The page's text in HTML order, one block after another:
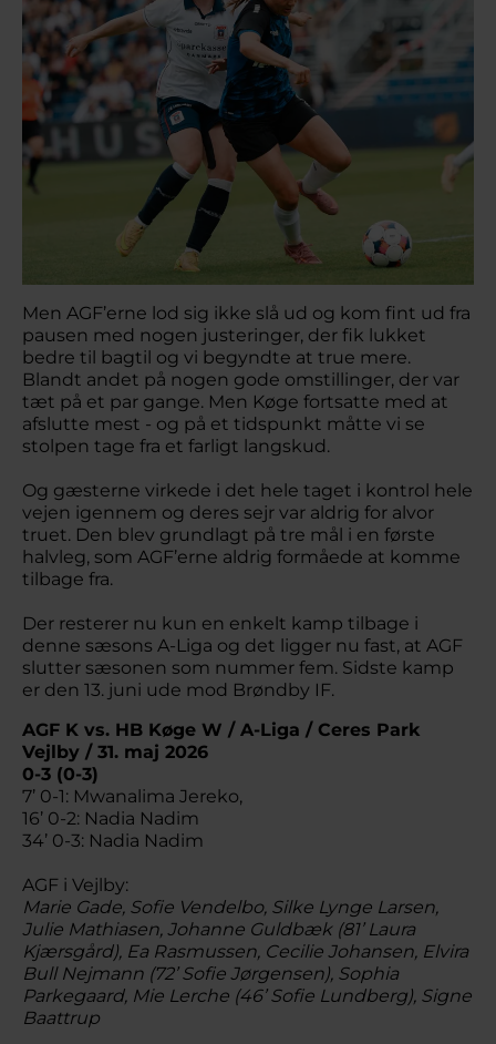
Men AGF’erne lod sig ikke slå ud og kom fint ud fra
pausen med nogen justeringer, der fik lukket
bedre til bagtil og vi begyndte at true mere.
Blandt andet på nogen gode omstillinger, der var
tæt på et par gange. Men Køge fortsatte med at
afslutte mest - og på et tidspunkt måtte vi se
stolpen tage fra et farligt langskud.
Og gæsterne virkede i det hele taget i kontrol hele
vejen igennem og deres sejr var aldrig for alvor
truet. Den blev grundlagt på tre mål i en første
halvleg, som AGF’erne aldrig formåede at komme
tilbage fra.
Der resterer nu kun en enkelt kamp tilbage i
denne sæsons A-Liga og det ligger nu fast, at AGF
slutter sæsonen som nummer fem. Sidste kamp
er den 13. juni ude mod Brøndby IF.
AGF K vs. HB Køge W / A-Liga / Ceres Park
Vejlby / 31. maj 2026
0-3 (0-3)
7’ 0-1: Mwanalima Jereko,
16’ 0-2: Nadia Nadim
34’ 0-3: Nadia Nadim
AGF i Vejlby:
Marie Gade, Sofie Vendelbo, Silke Lynge Larsen,
Julie Mathiasen, Johanne Guldbæk (81’ Laura
Kjærsgård), Ea Rasmussen, Cecilie Johansen, Elvira
Bull Nejmann (72’ Sofie Jørgensen), Sophia
Parkegaard, Mie Lerche (46’ Sofie Lundberg), Signe
Baattrup